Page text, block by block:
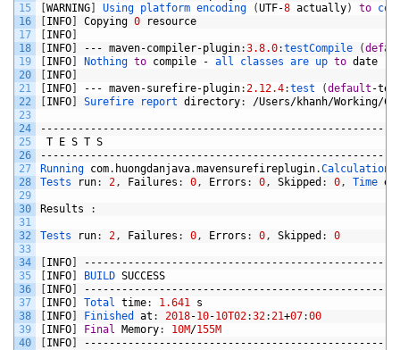
15
16
17
18
19
20
21
22
23
24
25
26
27
28
29
30
31
32
33
34
35
36
37
38
39
40
[WARNING] Using platform encoding (UTF-8 actually) to
[INFO] Copying 0
resource
[INFO]
[INFO] --- maven-compiler-plugin:3.8.0:testCompile (
[INFO] Nothing to compile - all classes are up to date
[INFO]
[INFO] --- maven-surefire-plugin: 2.12.4:test (default -
[INFO] Surefire report directory: /Users/khanh/Working/
-------------------------------------------------------
T E S T S
-------------------------------------------------------
Running com. huongdanjava.mavensurefireplugin.
Tests
run: 2 , Failures : 0 , Errors : 0 , Skipped : 0 , Time
Results :
Tests run: 2 , Failures : 0 , Errors : 0 , Skipped : 0
[INFO]
[INFO] BUILD SUCCESS
[INFO]
[INFO] Total time: 1.641
s
[INFO] Finished at : 2018-10-10T02:32: 21+07:00
[INFO] Final Memory: 10M/155M
[INFO]